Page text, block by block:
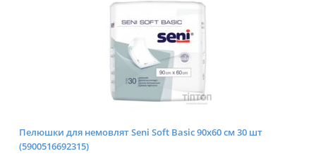
Пелюшки для немовлят Seni Soft Basic 90х60 см 30 шт
(5900516692315)